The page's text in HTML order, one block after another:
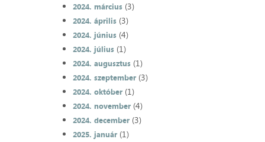
2024. március(3)
2024. április(3)
2024. június(4)
2024. július(1)
2024. augusztus(1)
2024. szeptember(3)
2024. október(1)
2024. november(4)
2024. december(3)
2025. január(1)